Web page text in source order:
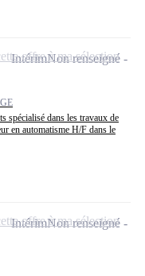
spécialisé dans les travaux de
en automatisme H/F dans le
IntérimNon renseigné
offre à ma sélection
IntérimNon renseigné
offre à ma sélection